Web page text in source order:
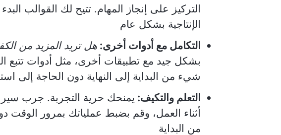
التركيز على إنجاز المهام. تتيح لك القوالب
الإنتاجية بشكل عام
التكامل مع أدوات أخرى: هل تريد المزيد من
بشكل جيد مع تطبيقات أخرى، مثل أدوات
شيء من البداية إلى النهاية دون الحاجة إلى
التعلم والتكيف: يمنحك حرية التجربة. جرب
أثناء العمل، وقم بضبط عملياتك بمرور الوقت
من البداية